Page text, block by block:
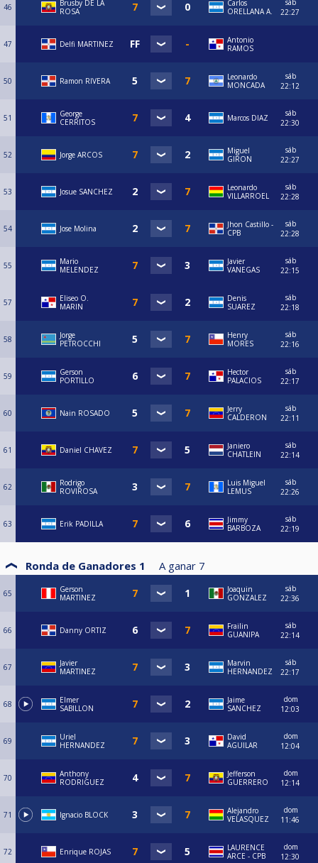
46
Brusby DE LA
ROSA
Carlos
ORELLANA A.
sáb
22:27
47 Delfi MARTINEZ
Antonio
RAMOS
50 Ramon RIVERA
Leonardo
MONCADA
sáb
22:12
51
George
CERRITOS
Marcos DIAZ
sáb
22:30
52 Jorge ARCOS
Miguel
GIRON
sáb
22:27
53 Josue SANCHEZ
Leonardo
VILLARROEL
sáb
22:28
54 Jose Molina
Jhon Castillo -
CPB
sáb
22:28
55
Mario
MELENDEZ
Javier
VANEGAS
sáb
22:15
57
Eliseo O.
MARIN
Denis
SUAREZ
sáb
22:18
58
Jorge
PETROCCHI
Henry
MORES
sáb
22:16
59
Gerson
PORTILLO
Hector
PALACIOS
sáb
22:17
60 Nain ROSADO
Jerry
CALDERON
sáb
22:11
61 Daniel CHAVEZ
Janiero
CHATLEIN
sáb
22:14
62
Rodrigo
ROVIROSA
Luis Miguel
LEMUS
sáb
22:26
63 Erik PADILLA
Jimmy
BARBOZA
sáb
22:19
Ronda de Ganadores 1 A ganar 7
65
Gerson
MARTINEZ
Joaquin
GONZALEZ
sáb
22:36
66 Danny ORTIZ
Frailin
GUANIPA
sáb
22:14
67
Javier
MARTINEZ
Marvin
HERNANDEZ
sáb
22:17
68
Elmer
SABILLON
Jaime
SANCHEZ
dom
12:03
69
Uriel
HERNANDEZ
David
AGUILAR
dom
12:04
70
Anthony
RODRIGUEZ
Jefferson
GUERRERO
dom
12:14
71 Ignacio BLOCK
Alejandro
VELASQUEZ
dom
11:46
72 Enrique ROJAS
LAURENCE
ARCE - CPB
dom
12:30